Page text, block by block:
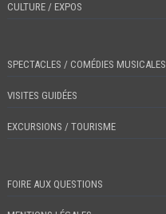
CULTURE / EXPOS
SPECTACLES / COMÉDIES MUSICALES
VISITES GUIDÉES
EXCURSIONS / TOURISME
FOIRE AUX QUESTIONS